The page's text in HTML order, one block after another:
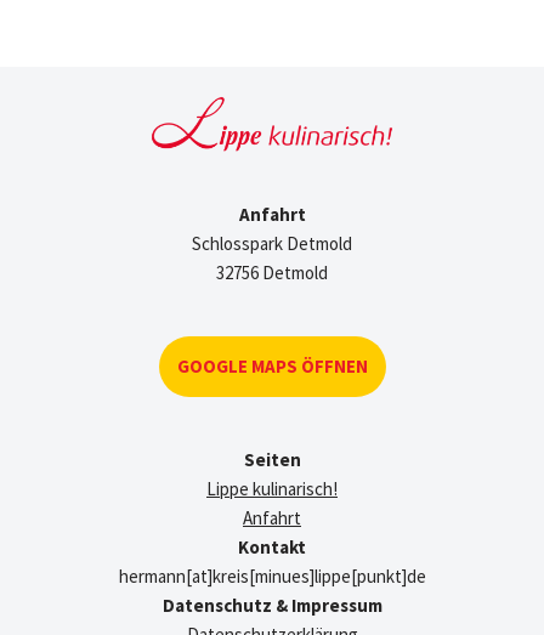
Anfahrt
Schlosspark Detmold
32756 Detmold
GOOGLE MAPS ÖFFNEN
Seiten
Lippe kulinarisch!
Anfahrt
Kontakt
hermann[at]kreis[minues]lippe[punkt]de
Datenschutz & Impressum